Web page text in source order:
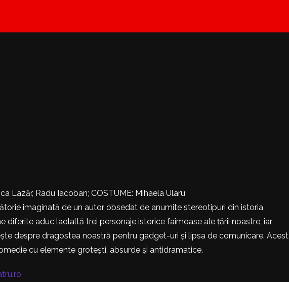
Lazăr, Radu Iacoban; COSTUME: Mihaela Ularu
imaginată de un autor obsedat de anumite stereotipuri din istoria
diferite aduc laolaltă trei personaje istorice faimoase ale țării noastre, iar
despre dragostea noastră pentru gadget-uri și lipsa de comunicare. Acest
cu elemente grotești, absurde și antidramatice.